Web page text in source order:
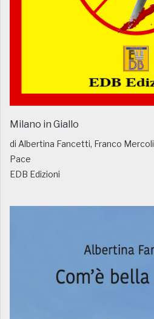
Milano in Giallo
di Albertina Fancetti, Franco
Pace
EDB Edizioni